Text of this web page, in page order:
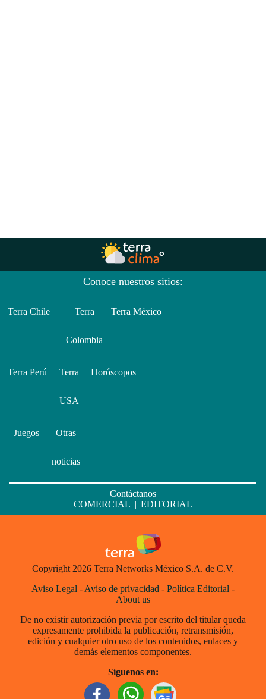
Conoce nuestros sitios:
Terra Chile Terra
Colombia
Terra México
Terra Perú Terra
USA
Horóscopos
Juegos Otras
noticias
Contáctanos
COMERCIAL | EDITORIAL
Copyright 2026 Terra Networks México S.A. de C.V.
Aviso Legal - Aviso de privacidad - Política Editorial -
About us
De no existir autorización previa por escrito del titular queda
expresamente prohibida la publicación, retransmisión,
edición y cualquier otro uso de los contenidos, enlaces y
demás elementos componentes.
Síguenos en: